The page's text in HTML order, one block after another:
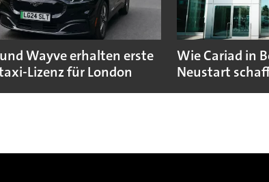
Wayve erhalten erste
Lizenz für London
Wie Cariad in
Neustart